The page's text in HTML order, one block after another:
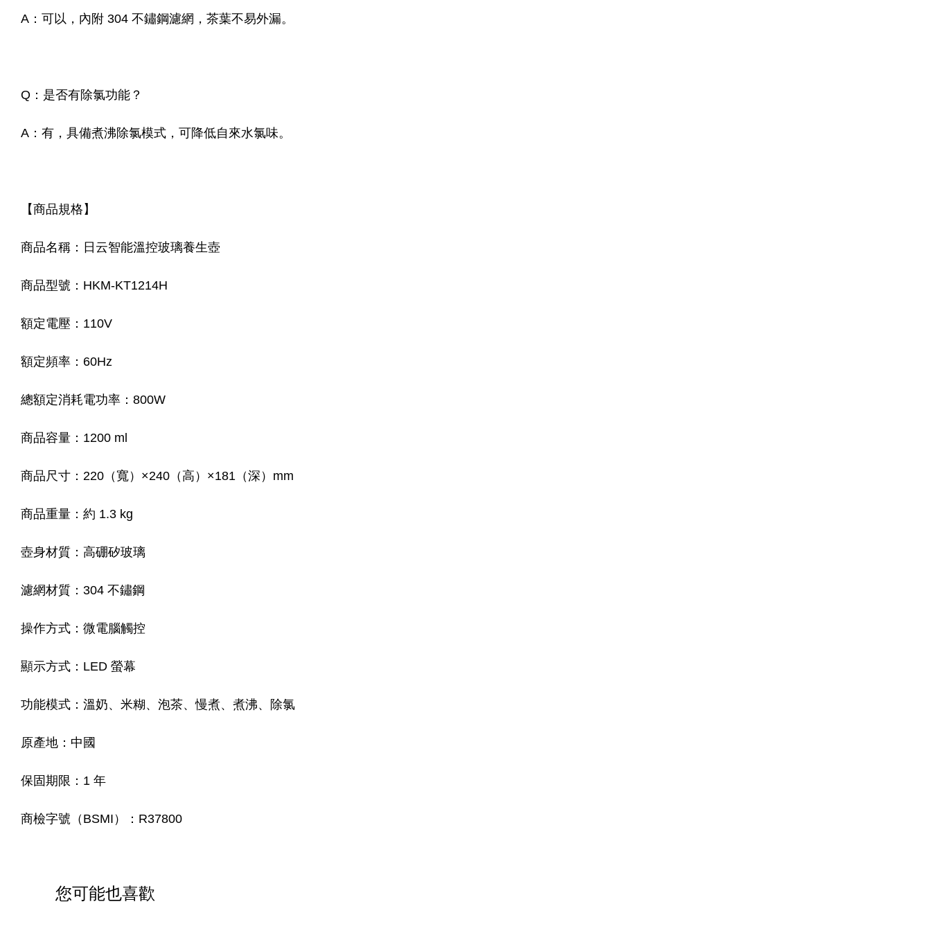
A：可以，內附 304 不鏽鋼濾網，茶葉不易外漏。
Q：是否有除氯功能？
A：有，具備煮沸除氯模式，可降低自來水氯味。
【商品規格】
商品名稱：日云智能溫控玻璃養生壺
商品型號：HKM-KT1214H
額定電壓：110V
額定頻率：60Hz
總額定消耗電功率：800W
商品容量：1200 ml
商品尺寸：220（寬）×240（高）×181（深）mm
商品重量：約 1.3 kg
壺身材質：高硼矽玻璃
濾網材質：304 不鏽鋼
操作方式：微電腦觸控
顯示方式：LED 螢幕
功能模式：溫奶、米糊、泡茶、慢煮、煮沸、除氯
原產地：中國
保固期限：1 年
商檢字號（BSMI）：R37800
您可能也喜歡